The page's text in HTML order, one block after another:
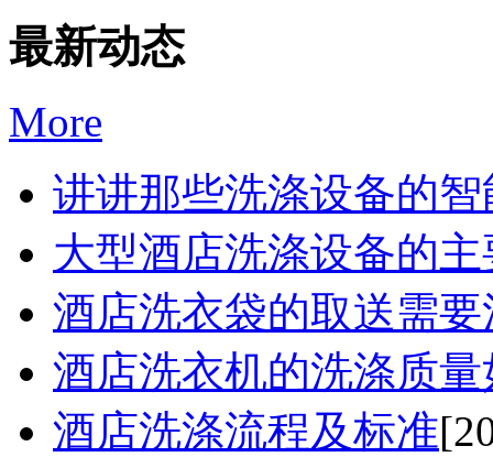
最新动态
More
讲讲那些洗涤设备的智
大型酒店洗涤设备的主
酒店洗衣袋的取送需要
酒店洗衣机的洗涤质量
酒店洗涤流程及标准